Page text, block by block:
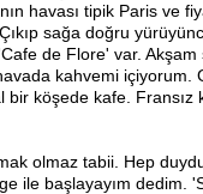
havası tipik Paris ve
sağa doğru
de Flore' var.
kahvemi
köşede kafe. Fransız
olmaz tabii. Hep
ile başlayayım dedim.